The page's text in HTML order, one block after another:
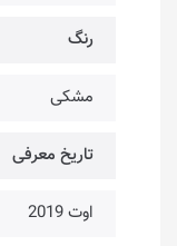
رنگ
مشکی
تاریخ معرفی
اوت 2019